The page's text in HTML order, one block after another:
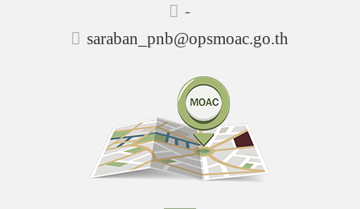
-
saraban_pnb@opsmoac.go.th